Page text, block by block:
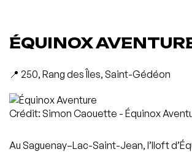
ÉQUINOX
📍 250, Rang des Îles, Saint-Gédéon
Crédit: Simon Caouette - Équinox
Au Saguenay–Lac-Saint-Jean, l’Iloft